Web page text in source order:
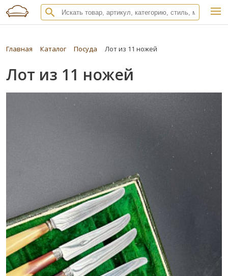
Главная Каталог Посуда Лот из 11 ножей
Лот из 11 ножей